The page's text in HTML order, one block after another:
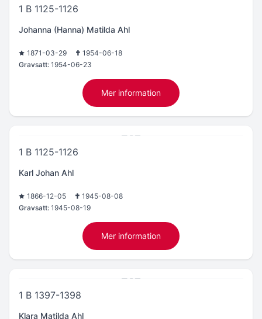
1 B 1125-1126
Johanna (Hanna) Matilda Ahl
1871-03-29
1954-06-18
Gravsatt: 1954-06-23
Mer information
1 B 1125-1126
Karl Johan Ahl
1866-12-05
1945-08-08
Gravsatt: 1945-08-19
Mer information
1 B 1397-1398
Klara Matilda Ahl